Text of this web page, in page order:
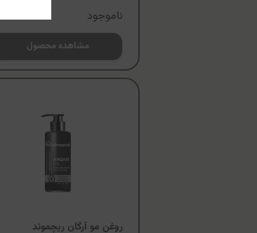
ناموجود
مشاهده محصول
روغن مو آرگان ريچموند